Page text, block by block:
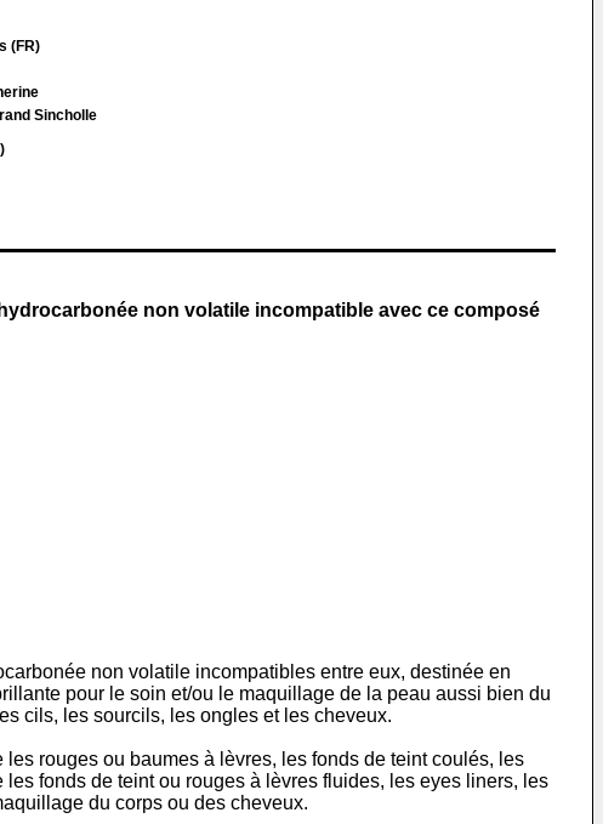
(FR)
Sincholle
non volatile incompatible avec ce composé
non volatile incompatibles entre eux, destinée en
pour le soin et/ou le maquillage de la peau aussi bien du
cils, les sourcils, les ongles et les cheveux.
rouges ou baumes à lèvres, les fonds de teint coulés, les
fonds de teint ou rouges à lèvres fluides, les eyes liners, les
du corps ou des cheveux.